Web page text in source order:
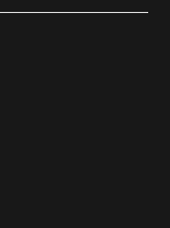
link) link)
(external